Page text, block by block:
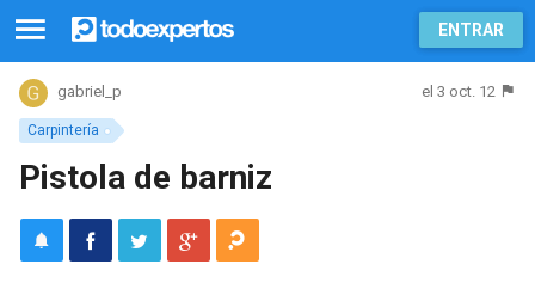
ENTRAR
Carpintería
gabriel_p el 3 oct. 12
Pistola de barniz